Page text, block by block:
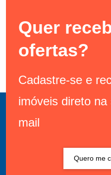
Quer
ofertas?
Cadastre-se e
imóveis direto
mail
Quero me